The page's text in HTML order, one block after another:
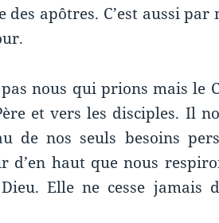
des apôtres. C’est aussi
pas nous qui prions mais le
et vers les disciples. Il
de nos seuls besoins
d’en haut que nous
Elle ne cesse jamais